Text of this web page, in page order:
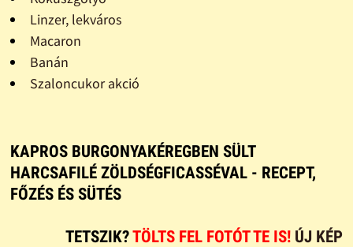
Linzer, lekváros
Macaron
Banán
Szaloncukor akció
KAPROS BURGONYAKÉREGBEN SÜLT
HARCSAFILÉ ZÖLDSÉGFICASSÉVAL - RECEPT,
FŐZÉS ÉS SÜTÉS
TETSZIK?TÖLTS FEL FOTÓT TE IS! ÚJ KÉP